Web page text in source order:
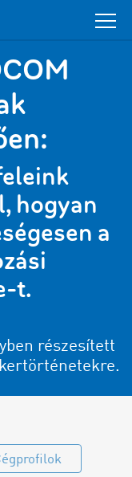
hogyan
a
t.
részesített